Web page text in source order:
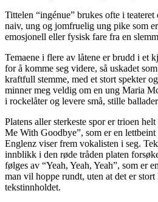
Tittelen “ingénue” brukes ofte i
naiv, ung og jomfruelig ung pike som
emosjonell eller fysisk fare fra en
Temaene i flere av låtene er brudd i et
for å komme seg videre, så uskadet
kraftfull stemme, med et stort spekter
minner meg veldig om en ung Maria
i rockelåter og levere små, stille
Platens aller sterkeste spor er trioen
Me With Goodbye”, som er en
Englenz viser frem vokalisten i seg.
innblikk i den røde tråden platen
følges av “Yeah, Yeah, Yeah”, som er
man vil hoppe rundt, uten at det er
tekstinnholdet.